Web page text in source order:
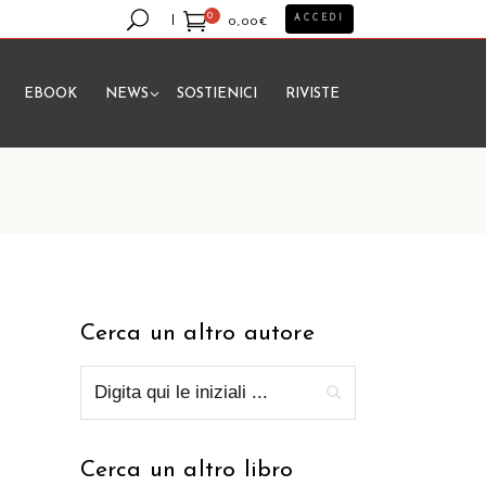
0
0,00€
prodotto nel carrello.
ACCEDI
EBOOK NEWS SOSTIENICI RIVISTE
Cerca un altro autore
Cerca un altro libro